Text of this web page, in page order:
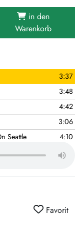
3:37
3:48
4:42
3:06
Seattle
4:10
2:32
4:52
in den
Warenkorb
Favorit